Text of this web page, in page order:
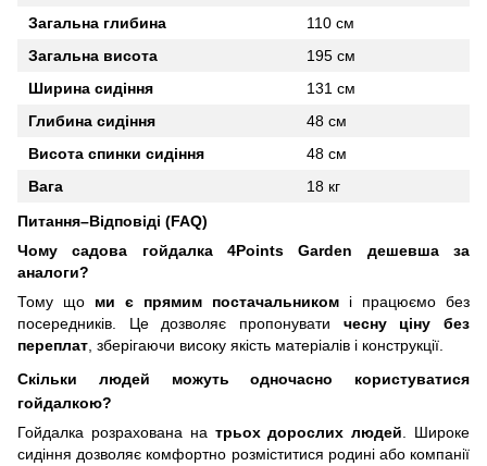
Загальна глибина
110 см
Загальна висота
195 см
Ширина сидіння
131 см
Глибина сидіння
48 см
Висота спинки сидіння
48 см
Вага
18 кг
Питання–Відповіді (FAQ)
Чому садова гойдалка 4Points Garden дешевша за
аналоги?
Тому що ми є прямим постачальником і працюємо без
посередників. Це дозволяє пропонувати чесну ціну без
переплат , зберігаючи високу якість матеріалів і конструкції.
Скільки людей можуть одночасно користуватися
гойдалкою?
Гойдалка розрахована на трьох дорослих людей. Широке
сидіння дозволяє комфортно розміститися родині або компанії